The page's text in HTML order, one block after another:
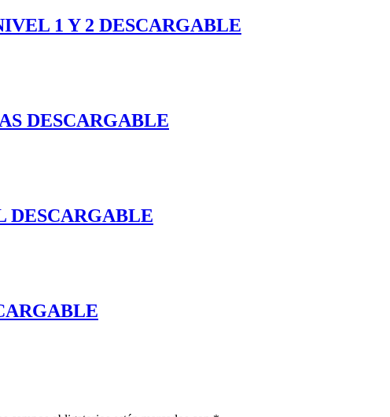
1 Y 2 DESCARGABLE
DESCARGABLE
DESCARGABLE